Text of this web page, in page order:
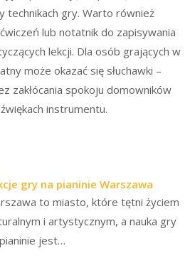
technikach gry. Warto również
lub notatnik do zapisywania
lekcji. Dla osób grających w
może okazać się słuchawki –
zakłócania spokoju domowników
instrumentu.
gry na pianinie Warszawa
to miasto, które tętni życiem
i artystycznym, a nauka gry
jest…